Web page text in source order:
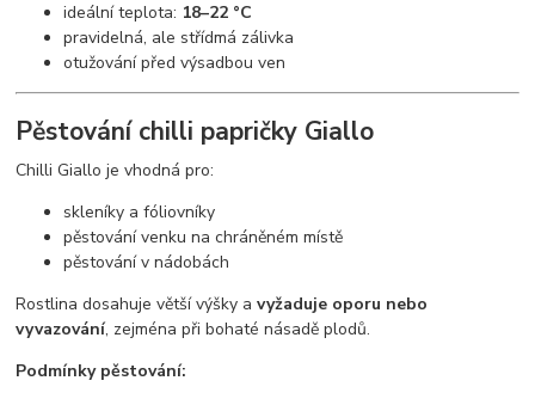
ideální teplota: 18–22 °C
pravidelná, ale střídmá zálivka
otužování před výsadbou ven
Pěstování chilli papričky Giallo
Chilli Giallo je vhodná pro:
skleníky a fóliovníky
pěstování venku na chráněném místě
pěstování v nádobách
Rostlina dosahuje větší výšky avyžaduje oporu nebo
vyvazování, zejména při bohaté násadě plodů.
Podmínky pěstování: